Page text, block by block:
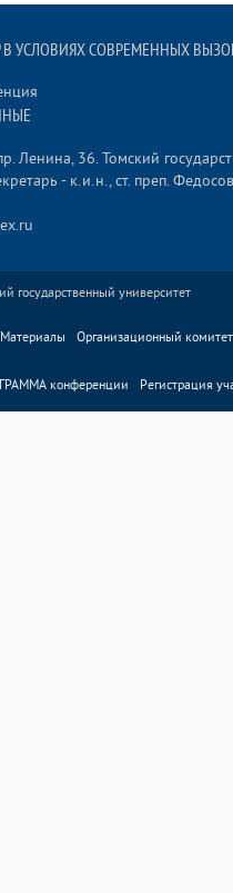
УСЛОВИЯХ СОВРЕМЕННЫХ
Ленина, 36. Томский
- к.и.н., ст. преп.
государственный университет
Материалы Организационный комитет
конференции Регистрация